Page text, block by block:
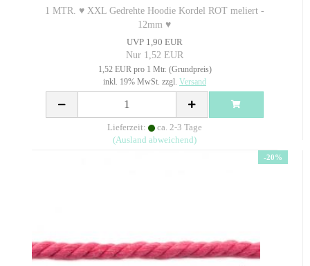
1 MTR. ♥ XXL Gedrehte Hoodie Kordel ROT meliert -
12mm ♥
UVP 1,90 EUR
Nur 1,52 EUR
1,52 EUR pro 1 Mtr. (Grundpreis)
inkl. 19% MwSt. zzgl. Versand
Lieferzeit:
ca. 2-3 Tage
(Ausland abweichend)
-20%